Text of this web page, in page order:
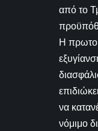
από το
Η
να
νόμιμο